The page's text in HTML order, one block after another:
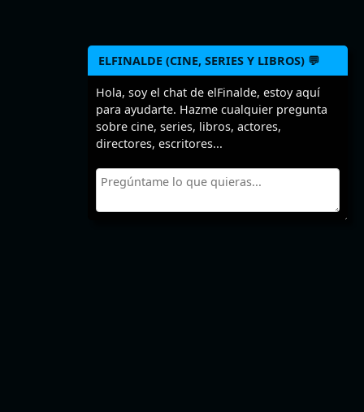
ELFINALDE (CINE, SERIES Y LIBROS) 💬
Hola, soy el chat de elFinalde, estoy aquí
para ayudarte. Hazme cualquier pregunta
sobre cine, series, libros, actores,
directores, escritores...